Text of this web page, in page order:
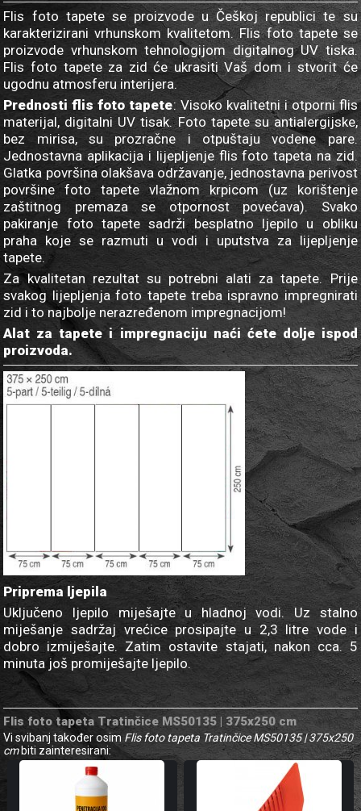
Flis foto tapete se proizvode u Češkoj republici te su
karakterizirani vrhunskom kvalitetom. Flis foto tapete se
proizvode vrhunskom tehnologijom digitalnog UV tiska.
Flis foto tapete za zid će ukrasiti Vaš dom i stvorit će
ugodnu atmosferu interijera.
Prednosti flis foto tapete: Visoko kvalitetni i otporni flis
materijal, digitalni UV tisak. Foto tapete su antialergijske,
bez mirisa, su prozračne i otpuštaju vodene pare.
Jednostavna aplikacija i lijepljenje flis foto tapeta na zid.
Glatka površina olakšava održavanje, jednostavna perivost
površine foto tapete vlažnom krpicom (uz korištenje
zaštitnog premaza se otpornost povećava). Svako
pakiranje foto tapete sadrži besplatno ljepilo u obliku
praha koje se razmuti u vodi i uputstva za lijepljenje
tapete.
Za kvalitetan rezultat su potrebni alati za tapete. Prije
svakog lijepljenja foto tapete treba ispravno impregnirati
zid i to najbolje nerazređenom impregnacijom!
Alat za tapete i impregnaciju naći ćete dolje ispod
proizvoda.
Priprema ljepila
Uključeno ljepilo miješajte u hladnoj vodi. Uz stalno
miješanje sadržaj vrećice prosipajte u 2,3 litre vode i
dobro izmiješajte. Zatim ostavite stajati, nakon cca. 5
minuta još promiješajte ljepilo.
Flis foto tapeta Tratinčice MS50135 | 375x250 cm
Vi svibanj također osim Flis foto tapeta Tratinčice MS50135 | 375x250
cmbiti zainteresirani: